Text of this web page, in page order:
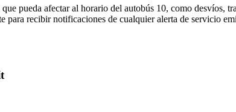
pueda afectar al horario del autobús 10, como desvíos,
para recibir notificaciones de cualquier alerta de servicio